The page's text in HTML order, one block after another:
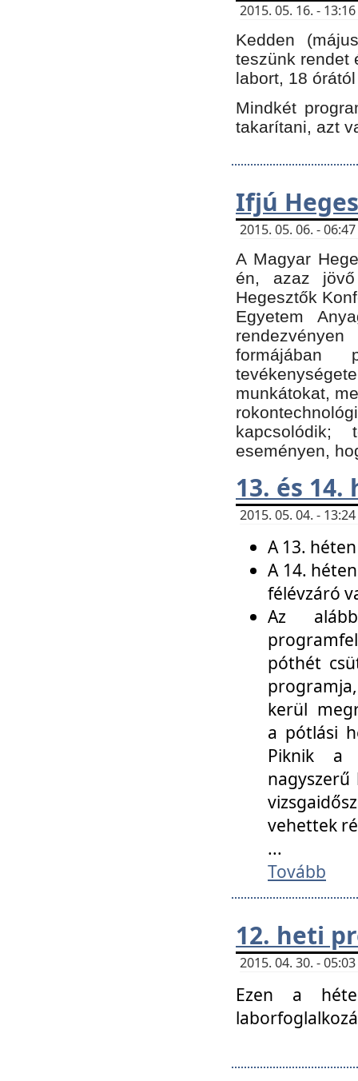
2015. 05. 16. -
Kedden
teszünk rendet
labort, 18
Mindkét
takarítani, azt
Ifjú
2015. 05. 06. -
A Magyar
én, azaz
Hegesztők
Egyetem
formájában
munkátokat,
eseményen,
13. és
2015. 05. 04. -
A 13.
A 14.
félévzáró
Az
póthét
kerül
a pótlási
Piknik a
vehettek
...
Tovább
12. heti
2015. 04. 30. -
Ezen a